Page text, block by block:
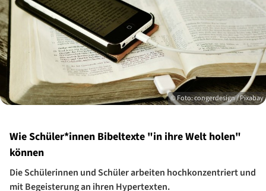
© Foto: congerdesign / Pixabay
Wie Schüler*innen Bibeltexte "in ihre Welt holen"
können
Die Schülerinnen und Schüler arbeiten hochkonzentriert und
mit Begeisterung an ihren Hypertexten.